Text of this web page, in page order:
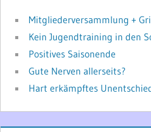
Mitgliederversammlung +
Kein Jugendtraining in den
Positives Saisonende
Gute Nerven allerseits?
Hart erkämpftes